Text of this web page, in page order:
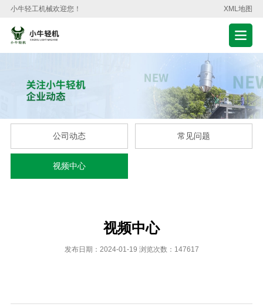
小牛轻工机械欢迎您！ XML地图
公司动态 常见问题
视频中心
视频中心
发布日期：2024-01-19 浏览次数：147617